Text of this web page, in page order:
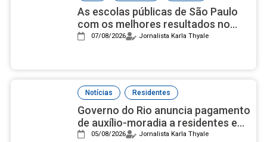
As escolas públicas de São Paulo
com os melhores resultados no
ensino médio, de acordo com Ideb
07/08/2026 Jornalista Karla Thyale
Notícias , Residentes
Governo do Rio anuncia pagamento
de auxílio-moradia a residentes em
setembro
05/08/2026 Jornalista Karla Thyale